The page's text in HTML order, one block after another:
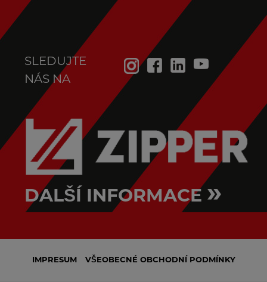
SLEDUJTE
NÁS NA
DALŠÍ INFORMACE »
IMPRESUM VŠEOBECNÉ OBCHODNÍ PODMÍNKY